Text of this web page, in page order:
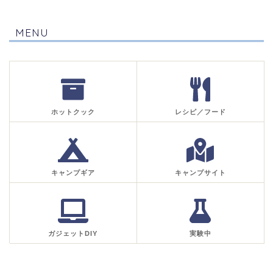
MENU
ホットクック レシピ／フード
キャンプギア キャンプサイト
ガジェットDIY 実験中